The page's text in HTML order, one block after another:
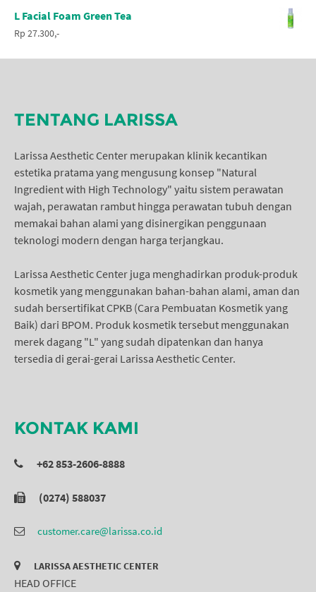
L Facial Foam Green Tea
Rp 27.300,-
TENTANG LARISSA
Larissa Aesthetic Center merupakan klinik kecantikan
estetika pratama yang mengusung konsep "Natural
Ingredient with High Technology" yaitu sistem perawatan
wajah, perawatan rambut hingga perawatan tubuh dengan
memakai bahan alami yang disinergikan penggunaan
teknologi modern dengan harga terjangkau.
Larissa Aesthetic Center juga menghadirkan produk-produk
kosmetik yang menggunakan bahan-bahan alami, aman dan
sudah bersertifikat CPKB (Cara Pembuatan Kosmetik yang
Baik) dari BPOM. Produk kosmetik tersebut menggunakan
merek dagang "L" yang sudah dipatenkan dan hanya
tersedia di gerai-gerai Larissa Aesthetic Center.
KONTAK KAMI
+62 853-2606-8888
(0274) 588037
customer.care@larissa.co.id
LARISSA AESTHETIC CENTER
HEAD OFFICE